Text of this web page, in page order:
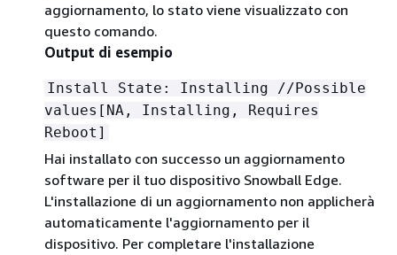
aggiornamento, lo stato viene visualizzato con
questo comando.
Output di esempio
Install State: Installing //Possible
values[NA, Installing, Requires
Reboot]
Hai installato con successo un aggiornamento
software per il tuo dispositivo Snowball Edge.
L'installazione di un aggiornamento non applicherà
automaticamente l'aggiornamento per il
dispositivo. Per completare l'installazione